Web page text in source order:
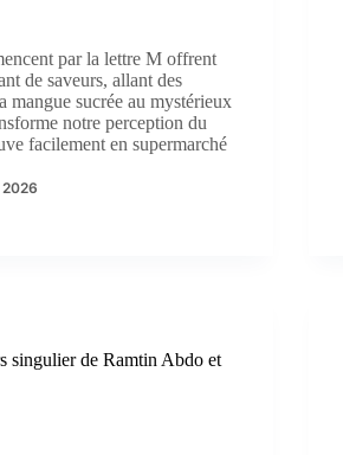
par la lettre M offrent
de saveurs, allant des
mangue sucrée au mystérieux
notre perception du
facilement en supermarché
2026
singulier de Ramtin Abdo et